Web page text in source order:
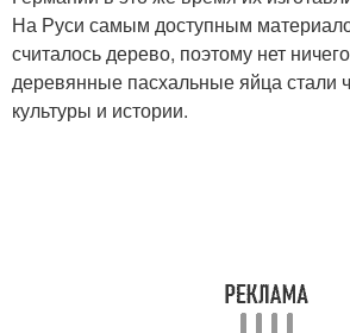
На Руси самым доступным
считалось дерево, поэтому нет
деревянные пасхальные яйца стали
культуры и истории.